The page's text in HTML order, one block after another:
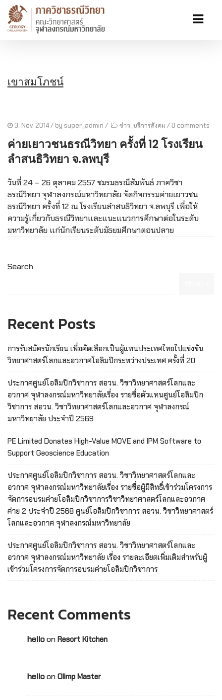
เขาสมโภชน์
3. Nov. 2014/ by super_admin / ข่าว, บริการสังคม / 0 comments
ค่ายเยาวชนธรณีวิทยา ครั้งที่ 12 โรงเรียน
ลำสนธิวิทยา จ.ลพบุรี
วันที่ 24 – 26 ตุลาคม 2557 ชมรมธรณีสัมพันธ์ ภาควิชา
ธรณีวิทยา จุฬาลงกรณ์มหาวิทยาลัย จัดกิจกรรมค่ายเยาวชน
ธรณีวิทยา ครั้งที่ 12 ณ โรงเรียนลำสนธิวิทยา จ.ลพบุรี เพื่อให้
ความรู้เกี่ยวกับธรณีวิทยาและแนะแนวการศึกษาต่อในระดับ
มหาวิทยาลัย แก่นักเรียนระดับมัธยมศึกษาตอนปลาย
Search
Recent Posts
การรับสมัครนักเรียน เพื่อคัดเลือกเป็นผู้แทนประเทศไทยไปแข่งขัน
วิทยาศาสตร์โลกและอวกาศโอลิมปิกระหว่างประเทศ ครั้งที่ 20
ประกาศศูนย์โอลิมปิกวิชาการ สอวน. วิชาวิทยาศาสตร์โลกและ
อวกาศ จุฬาลงกรณ์มหาวิทยาลัยเรื่อง รายชื่อตัวแทนศูนย์โอลิมปิก
วิชาการ สอวน. วิชาวิทยาศาสตร์โลกและอวกาศ จุฬาลงกรณ์
มหาวิทยาลัย ประจำปี 2569
PE Limited Donates High-Value MOVE and IPM Software to
Support Geoscience Education
ประกาศศูนย์โอลิมปิกวิชาการ สอวน. วิชาวิทยาศาสตร์โลกและ
อวกาศ จุฬาลงกรณ์มหาวิทยาลัยเรื่อง รายชื่อผู้มีสิทธิ์เข้าร่วมโครงการ
จัดการอบรมค่ายโอลิมปิกวิชาการวิชาวิทยาศาสตร์โลกและอวกาศ
ค่าย 2 ประจำปี 2568 ศูนย์โอลิมปิกวิชาการ สอวน. วิชาวิทยาศาสตร์
โลกและอวกาศ จุฬาลงกรณ์มหาวิทยาลัย
ประกาศศูนย์โอลิมปิกวิชาการ สอวน. วิชาวิทยาศาสตร์โลกและ
อวกาศ จุฬาลงกรณ์มหาวิทยาลัย เรื่อง รายละเอียดเพิ่มเติมสำหรับผู้
เข้าร่วมโครงการจัดการอบรมค่ายโอลิมปิกวิชาการ
Recent Comments
helloon Resort Kitchen
helloon Olimp Master